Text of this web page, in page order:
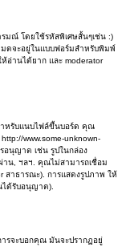
มณ์ โดยใช้รหัสพิเศษสั้นๆเช่น :)
ดจะอยู่ในแบบฟอร์มสำหรับพิมพ์
อ่านได้ยาก และ moderator
หรับแนบไฟล์ขึ้นบอร์ด คุณ
www.some-unknown-
อนุญาต เช่น รูปในกล่อง
าน, ฯลฯ. คุณไม่สามารถเชื่อม
สาธารณะ). การแสดงรูปภาพ ให้
ได้รับอนุญาต).
รจะบอกคุณ มันจะปรากฏอยู่